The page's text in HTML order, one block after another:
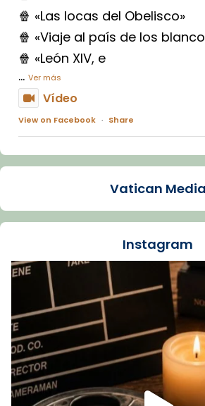
🍿 «Las locas del Obelisco»
🍿 «Viaje al país de los
🍿 «León XIV, e
... Ver más
Vídeo
View on Facebook · Share
Arquebisbat de
La Carmina va patir
dos mesos, a l'Estadi Lluís
Recupera l'entrevista comp
tican News 👇
www.vaticannews.va/es/
07/carmina-historia-
espana-testimoni...
Foto
View on Facebook · Share
Vatican Media
Instagram